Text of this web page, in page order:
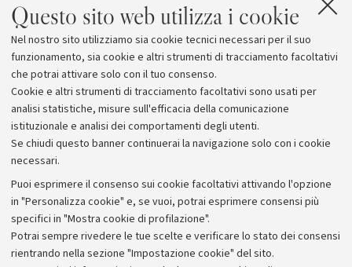
Questo sito web utilizza i cookie
Nel nostro sito utilizziamo sia cookie tecnici necessari per il suo
funzionamento, sia cookie e altri strumenti di tracciamento facoltativi
che potrai attivare solo con il tuo consenso.
Cookie e altri strumenti di tracciamento facoltativi sono usati per
analisi statistiche, misure sull'efficacia della comunicazione
istituzionale e analisi dei comportamenti degli utenti.
Se chiudi questo banner continuerai la navigazione solo con i cookie
necessari.
Puoi esprimere il consenso sui cookie facoltativi attivando l'opzione
in "Personalizza cookie" e, se vuoi, potrai esprimere consensi più
specifici in "Mostra cookie di profilazione".
Potrai sempre rivedere le tue scelte e verificare lo stato dei consensi
rientrando nella sezione "Impostazione cookie" del sito.
Allegati
Locandina e programma [621.9 KB]
Archivio
Comunicati stampa
Redazione
Rassegna stampa